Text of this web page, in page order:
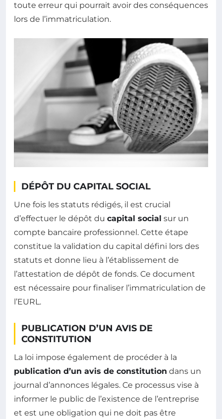
toute erreur qui pourrait avoir des conséquences
lors de l’immatriculation.
DÉPÔT DU CAPITAL SOCIAL
Une fois les statuts rédigés, il est crucial
d’effectuer le dépôt du capital social sur un
compte bancaire professionnel. Cette étape
constitue la validation du capital défini lors des
statuts et donne lieu à l’établissement de
l’attestation de dépôt de fonds. Ce document
est nécessaire pour finaliser l’immatriculation de
l’EURL.
PUBLICATION D’UN AVIS DE
CONSTITUTION
La loi impose également de procéder à la
publication d’un avis de constitution dans un
journal d’annonces légales. Ce processus vise à
informer le public de l’existence de l’entreprise
et est une obligation qui ne doit pas être